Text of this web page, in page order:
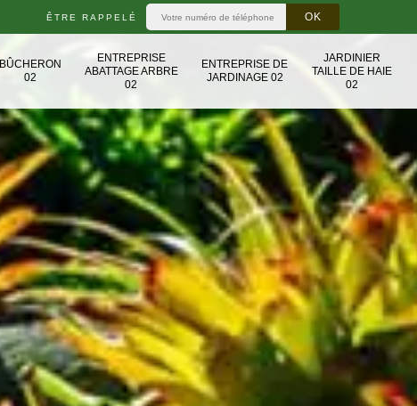
ÊTRE RAPPELÉ
BÛCHERON
02
ENTREPRISE
ABATTAGE ARBRE
02
ENTREPRISE DE
JARDINAGE 02
JARDINIER
TAILLE DE HAIE
02